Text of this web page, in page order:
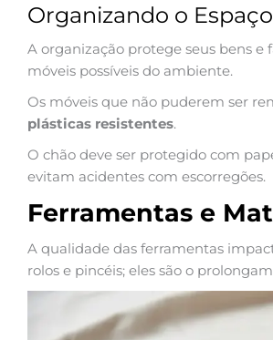
Organizando o
A organização protege seus bens
móveis possíveis do ambiente.
Os móveis que não puderem ser
plásticas resistentes.
O chão deve ser protegido com
evitam acidentes com escorregões.
Ferramentas e
A qualidade das ferramentas
rolos e pincéis; eles são o